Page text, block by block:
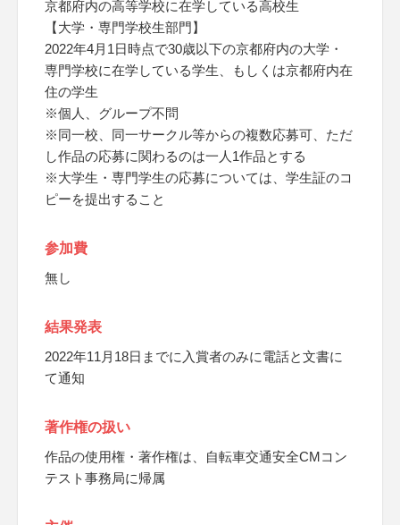
京都府内の高等学校に在学している高校生
【大学・専門学校生部門】
2022年4月1日時点で30歳以下の京都府内の大学・
専門学校に在学している学生、もしくは京都府内在
住の学生
※個人、グループ不問
※同一校、同一サークル等からの複数応募可、ただ
し作品の応募に関わるのは一人1作品とする
※大学生・専門学生の応募については、学生証のコ
ピーを提出すること
参加費
無し
結果発表
2022年11月18日までに入賞者のみに電話と文書に
て通知
著作権の扱い
作品の使用権・著作権は、自転車交通安全CMコン
テスト事務局に帰属